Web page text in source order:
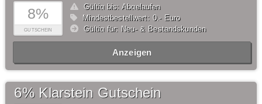
8%
GUTSCHEIN
Gültig bis: Abgelaufen
Mindestbestellwert: 0,- Euro
Gültig für: Neu- & Bestandskunden
Anzeigen
6% Klarstein Gutschein